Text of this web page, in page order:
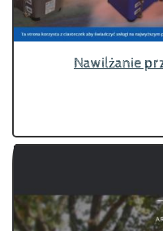
Nawilżanie